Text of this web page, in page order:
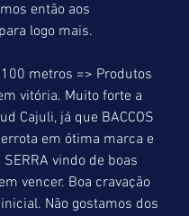
então aos
logo mais.
metros => Produtos
vitória. Muito forte a
Cajuli, já que BACCOS
em ótima marca e
SERRA vindo de boas
vencer. Boa cravação
Não gostamos dos